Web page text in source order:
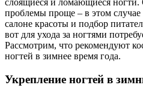
проблемы проще – в этом
салоне красоты и подбор
вот для ухода за ногтями
Рассмотрим, что рекомендуют
ногтей в зимнее время года.
Укрепление ногтей в